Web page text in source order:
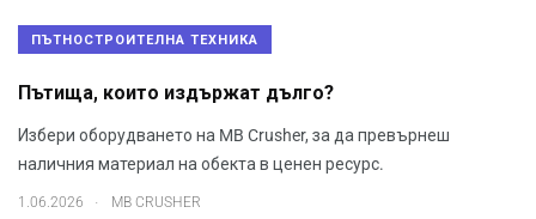
ПЪТНОСТРОИТЕЛНА ТЕХНИКА
Пътища, които издържат дълго?
Избери оборудването на MB Crusher, за да превърнеш
наличния материал на обекта в ценен ресурс.
1.06.2026 . MB CRUSHER